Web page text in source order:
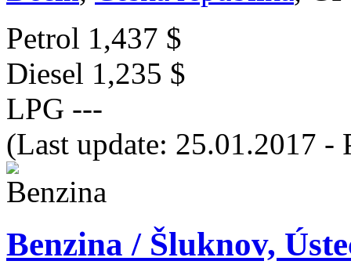
Petrol 1,437 $
Diesel 1,235 $
LPG ---
(Last update: 25.01.2017 -
Benzina / Šluknov,